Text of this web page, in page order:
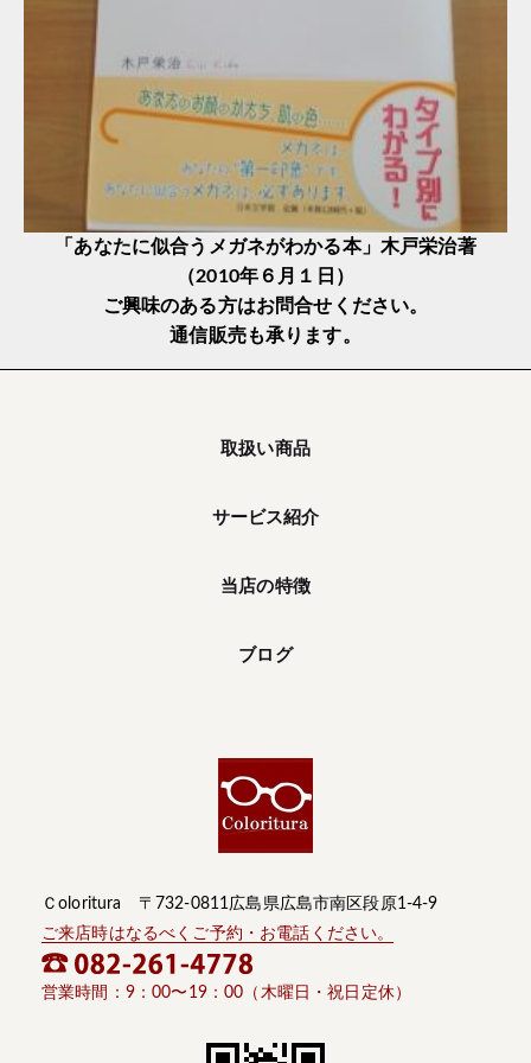
「あなたに似合うメガネがわかる本」木戸栄治著
（2010年６月１日）
ご興味のある方はお問合せください。
通信販売も承ります。
取扱い商品
サービス紹介
当店の特徴
ブログ
Ｃoloritura 〒732-0811広島県広島市南区段原1-4-9
ご来店時はなるべくご予約・お電話ください。
営業時間：9：00〜19：00（木曜日・祝日定休）